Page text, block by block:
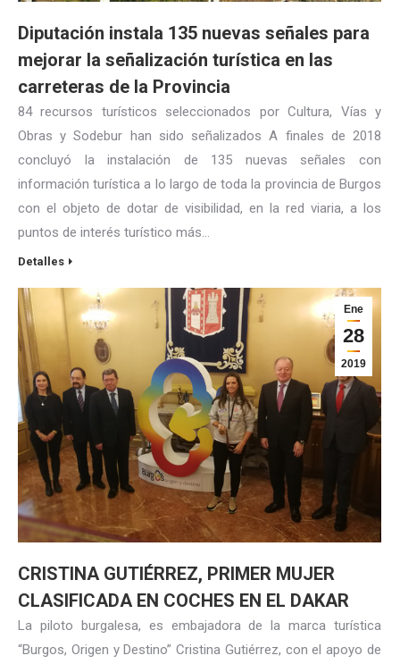
Diputación instala 135 nuevas señales para
mejorar la señalización turística en las
carreteras de la Provincia
84 recursos turísticos seleccionados por Cultura, Vías y
Obras y Sodebur han sido señalizados A finales de 2018
concluyó la instalación de 135 nuevas señales con
información turística a lo largo de toda la provincia de Burgos
con el objeto de dotar de visibilidad, en la red viaria, a los
puntos de interés turístico más…
Detalles
Ene
28
2019
CRISTINA GUTIÉRREZ, PRIMER MUJER
CLASIFICADA EN COCHES EN EL DAKAR
La piloto burgalesa, es embajadora de la marca turística
“Burgos, Origen y Destino” Cristina Gutiérrez, con el apoyo de